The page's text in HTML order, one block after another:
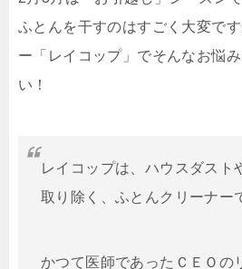
ふとんを干すのはすごく大変で
ー「レイコップ」でそんなお悩
い！
レイコップは、ハウスダスト
取り除く、ふとんクリーナー
かつて医師であったＣＥＯの